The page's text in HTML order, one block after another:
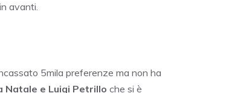
avanti.
5mila preferenze ma non ha
e Luigi Petrillo che si è